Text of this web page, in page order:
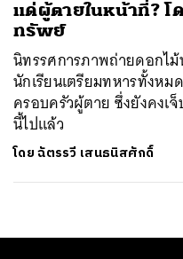
แด่ผู้ตายในหน้าที่?
ทรัพย์
นิทรรศการภาพถ่ายดอกไ
นักเรียนเตรียมทหารทั้งหม
ครอบครัวผู้ตาย ซึ่งยังคงเ
นี้ไปแล้ว
โดยฉัตรรวี เสนธนิสศักดิ์